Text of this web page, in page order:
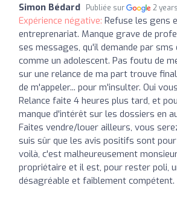
Simon Bédard Publiée sur 2
Expérience négative: Refuse les gens
entreprenariat. Manque grave de
ses messages, qu'il demande par
comme un adolescent. Pas foutu de
sur une relance de ma part trouve
de m'appeler... pour m'insulter. Oui
Relance faite 4 heures plus tard, et
manque d'intérêt sur les dossiers en
Faites vendre/louer ailleurs, vous
suis sûr que les avis positifs sont
voilà, c'est malheureusement
propriétaire et il est, pour rester poli,
désagréable et faiblement compétent.